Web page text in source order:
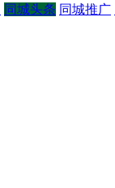
同城头条 同城推广